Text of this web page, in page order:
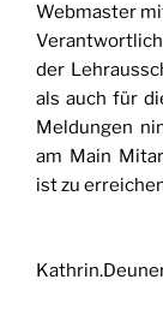
Webmaster
der
als auch für
Meldungen
am Main
ist zu